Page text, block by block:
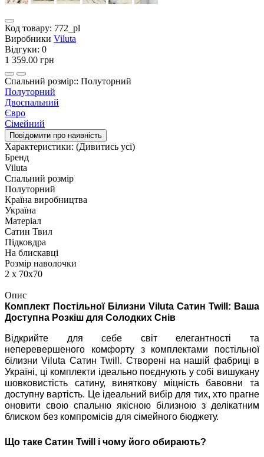
Код товару: 772_pl
Виробники Viluta
Відгуки: 0
1 359.00 грн
Спальний розмір:: Полуторний
Полуторний
Двоспальний
Євро
Сімейний
Повідомити про наявність
Характеристики: (Дивитись усі)
Бренд
Viluta
Спальний розмір
Полуторний
Країна виробництва
Україна
Матеріал
Сатин Твил
Підковдра
На блискавці
Розмір наволочки
2 х 70х70
Опис
Комплект Постільної Білизни Viluta Сатин Twill: Ваша
Доступна Розкіш для Солодких Снів
Відкрийте для себе світ елегантності та
неперевершеного комфорту з комплектами постільної
білизни Viluta Сатин Twill. Створені на нашій фабриці в
Україні, ці комплекти ідеально поєднують у собі вишукану
шовковистість сатину, виняткову міцність бавовни та
доступну вартість. Це ідеальний вибір для тих, хто прагне
оновити свою спальню якісною білизною з делікатним
блиском без компромісів для сімейного бюджету.
Що таке Сатин Twill і чому його обирають?